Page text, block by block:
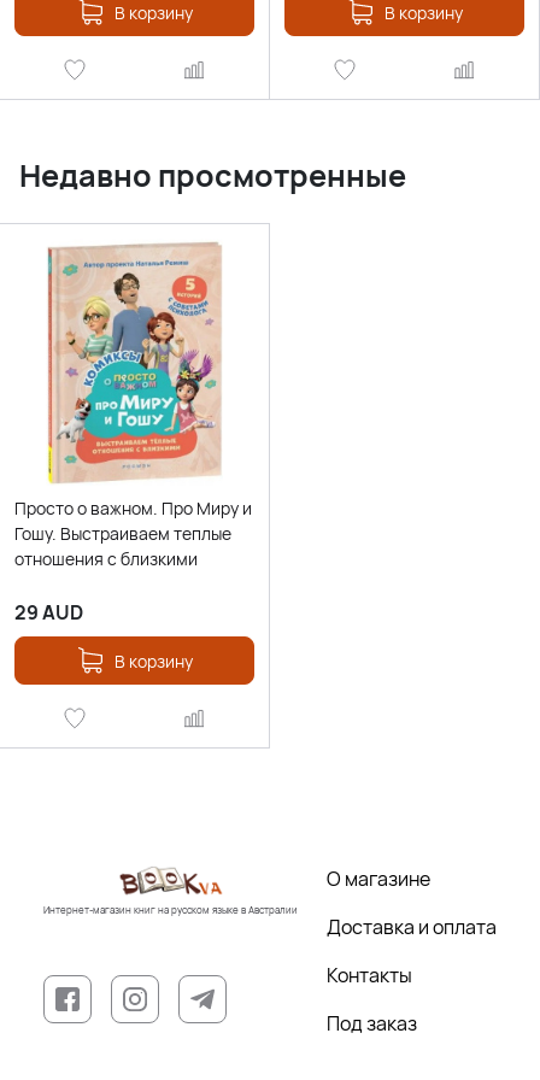
В корзину В корзину
Недавно просмотренные
Просто о важном. Про Миру и
Гошу. Выстраиваем теплые
отношения с близкими
29AUD
В корзину
Интернет-магазин книг на русском языке в Австралии
О магазине
Доставка и оплата
Контакты
Под заказ